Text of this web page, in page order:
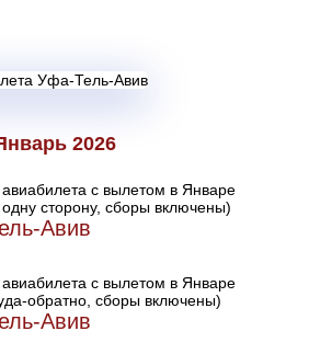
2026
с вылетом в Январе
сторону, сборы включены)
Авив
с вылетом в Январе
обратно, сборы включены)
Авив